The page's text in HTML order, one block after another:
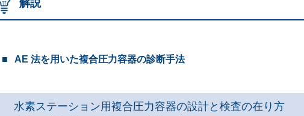
解説
AE 法を用いた複合圧力容器の診断手法
水素ステーション用複合圧力容器の設計と検査の在り方